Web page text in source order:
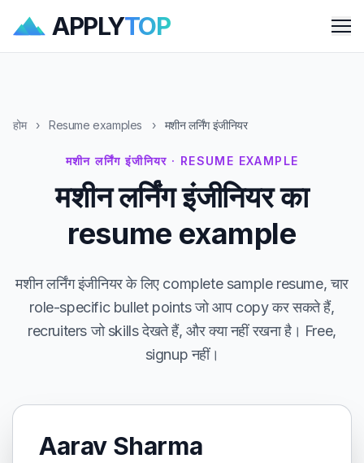
APPLYTOP
होम › Resume examples › मशीन लर्निंग इंजीनियर
मशीन लर्निंग इंजीनियर · RESUME EXAMPLE
मशीन लर्निंग इंजीनियर का
resume example
मशीन लर्निंग इंजीनियर के लिए complete sample resume, चार
role-specific bullet points जो आप copy कर सकते हैं,
recruiters जो skills देखते हैं, और क्या नहीं रखना है। Free,
signup नहीं।
Aarav Sharma